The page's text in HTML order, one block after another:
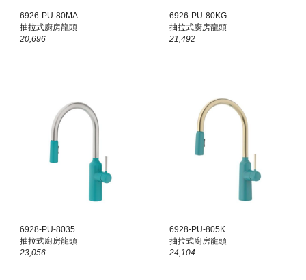
6926-PU-80MA
抽拉式廚房龍頭
20,696
6926-PU-80KG
抽拉式廚房龍頭
21,492
6928-PU-8035
抽拉式廚房龍頭
23,056
6928-PU-805K
抽拉式廚房龍頭
24,104